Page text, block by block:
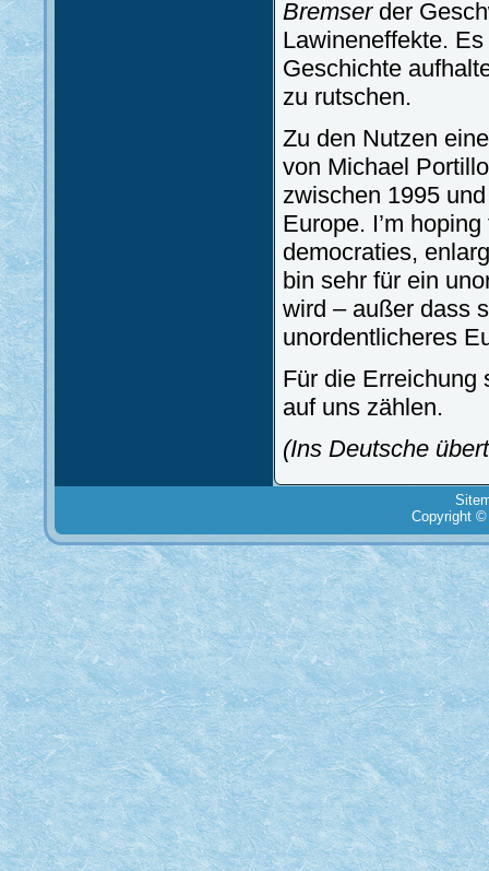
Bremserder
Lawineneffekte.
Geschichte
zu rutschen.
Zu den Nutzen
von Michael
zwischen 1995
Europe. I’m
democraties,
bin sehr für ein
wird – außer dass
unordentlicheres
Für die Erreichung
auf uns zählen.
(Ins Deutsche
Copyright ©